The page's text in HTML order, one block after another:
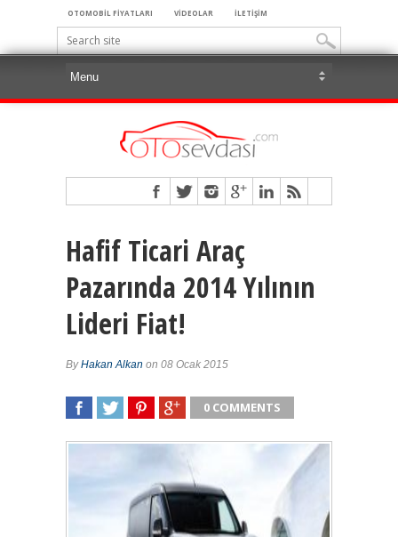
OTOMOBİL FİYATLARI VİDEOLAR İLETİŞİM
Hafif Ticari Araç
Pazarında 2014 Yılının
Lideri Fiat!
ByHakan Alkan on 08 Ocak 2015
0 COMMENTS